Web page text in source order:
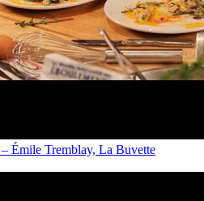
Émile Tremblay, La Buvette